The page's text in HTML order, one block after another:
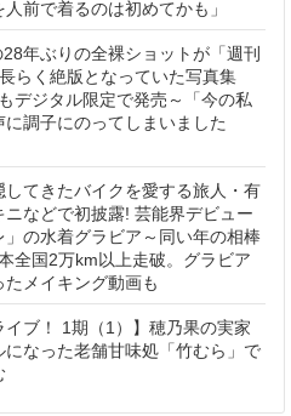
前で着るのは初めてかも」
年ぶりの全裸ショットが「週刊
らく絶版となっていた写真集
デジタル限定で発売～「今の私
に調子にのってしまいました
してきたバイクを愛する旅人・有
などで初披露! 芸能界デビュー
の水着グラビア～同い年の相棒
全国2万km以上走破。グラビア
メイキング動画も
イブ！ 1期（1）】穂乃果の実家
になった老舗甘味処「竹むら」で